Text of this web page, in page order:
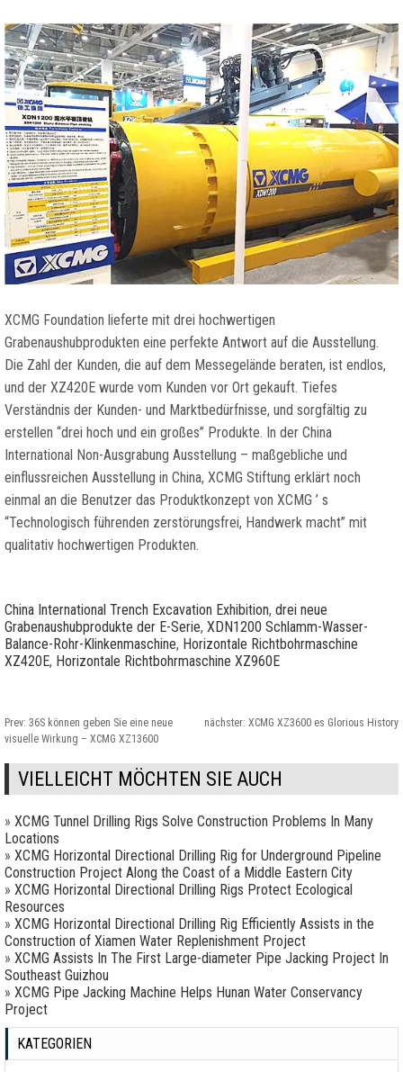
XCMG Foundation lieferte mit drei hochwertigen
Grabenaushubprodukten eine perfekte Antwort auf die Ausstellung.
Die Zahl der Kunden, die auf dem Messegelände beraten, ist endlos,
und der XZ420E wurde vom Kunden vor Ort gekauft. Tiefes
Verständnis der Kunden- und Marktbedürfnisse, und sorgfältig zu
erstellen “drei hoch und ein großes” Produkte. In der China
International Non-Ausgrabung Ausstellung – maßgebliche und
einflussreichen Ausstellung in China, XCMG Stiftung erklärt noch
einmal an die Benutzer das Produktkonzept von XCMG ’ s
“Technologisch führenden zerstörungsfrei, Handwerk macht” mit
qualitativ hochwertigen Produkten.
China International Trench Excavation Exhibition, drei neue
Grabenaushubprodukte der E-Serie, XDN1200 Schlamm-Wasser-
Balance-Rohr-Klinkenmaschine, Horizontale Richtbohrmaschine
XZ420E, Horizontale Richtbohrmaschine XZ960E
Prev: 36S können geben Sie eine neue
visuelle Wirkung – XCMG XZ13600
nächster: XCMG XZ3600 es Glorious History
VIELLEICHT MÖCHTEN SIE AUCH
» XCMG Tunnel Drilling Rigs Solve Construction Problems In Many
Locations
» XCMG Horizontal Directional Drilling Rig for Underground Pipeline
Construction Project Along the Coast of a Middle Eastern City
» XCMG Horizontal Directional Drilling Rigs Protect Ecological
Resources
» XCMG Horizontal Directional Drilling Rig Efficiently Assists in the
Construction of Xiamen Water Replenishment Project
» XCMG Assists In The First Large-diameter Pipe Jacking Project In
Southeast Guizhou
» XCMG Pipe Jacking Machine Helps Hunan Water Conservancy
Project
KATEGORIEN